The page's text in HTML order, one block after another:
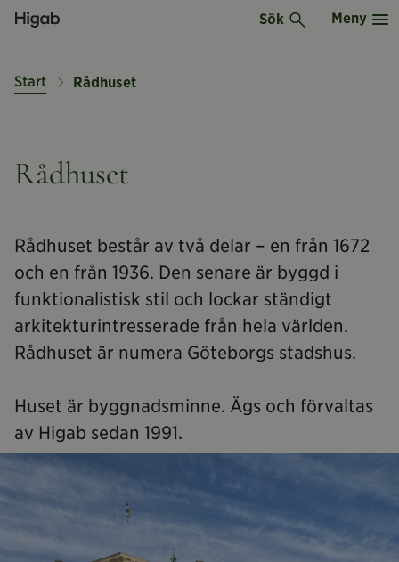
Sök Meny
Start Rådhuset
Rådhuset
Rådhuset består av två delar – en från 1672
och en från 1936. Den senare är byggd i
funktionalistisk stil och lockar ständigt
arkitekturintresserade från hela världen.
Rådhuset är numera Göteborgs stadshus.
Huset är byggnadsminne. Ägs och förvaltas
av Higab sedan 1991.